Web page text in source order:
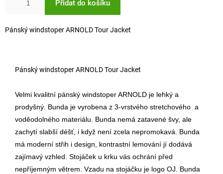
Přidat do košíku
Pánský windstoper ARNOLD Tour Jacket
Pánský windstoper ARNOLD Tour Jacket
Velmi kvalitní pánský windstoper ARNOLD je lehký a
prodyšný. Bunda je vyrobena z 3-vrstvého stretchového a
voděodolného materiálu. Bunda nemá zatavené švy, ale
zachytí slabší déšť, i když není zcela nepromokavá. Bunda
má moderní střih i design, kontrastní lemování jí dodává
zajímavý vzhled. Stojáček u krku vás ochrání před
nepříjemným větrem. Vzadu na stojáčku je logo OJ. Bunda